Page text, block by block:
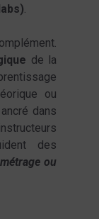
.
de la
ou
dans
des
ou